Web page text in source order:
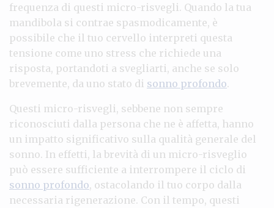
frequenza di questi micro-risvegli. Quando la tua
mandibola si contrae spasmodicamente, è
possibile che il tuo cervello interpreti questa
tensione come uno stress che richiede una
risposta, portandoti a svegliarti, anche se solo
brevemente, da uno stato di sonno profondo.
Questi micro-risvegli, sebbene non sempre
riconosciuti dalla persona che ne è affetta, hanno
un impatto significativo sulla qualità generale del
sonno. In effetti, la brevità di un micro-risveglio
può essere sufficiente a interrompere il ciclo di
sonno profondo, ostacolando il tuo corpo dalla
necessaria rigenerazione. Con il tempo, questi